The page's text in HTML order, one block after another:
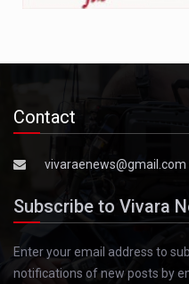
Contact
vivaraenews@gmail.com
Subscribe to Vivara
Enter your email address to
notifications of new posts by